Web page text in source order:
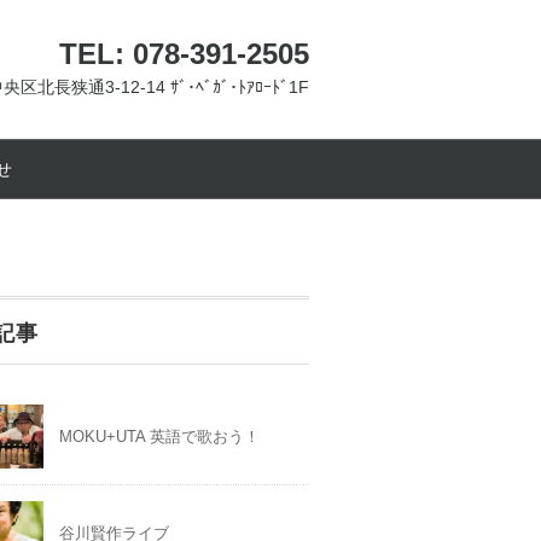
TEL: 078-391-2505
区北長狭通3-12-14 ｻﾞ･ﾍﾞｶﾞ･ﾄｱﾛｰﾄﾞ1F
事
MOKU+UTA 英語で歌おう！
谷川賢作ライブ